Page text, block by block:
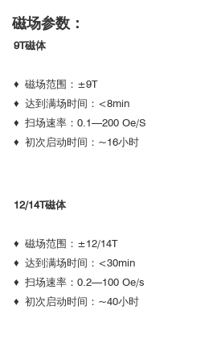
磁场参数：
9T磁体
♦ 磁场范围：±9T
♦ 达到满场时间：<8min
♦ 扫场速率：0.1—200 Oe/S
♦ 初次启动时间：~16小时
12/14T磁体
♦ 磁场范围：±12/14T
♦ 达到满场时间：<30min
♦ 扫场速率：0.2—100 Oe/s
♦ 初次启动时间：~40小时